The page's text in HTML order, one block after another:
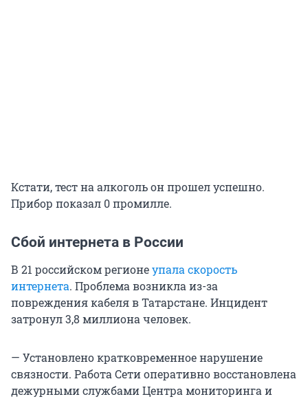
Кстати, тест на алкоголь он прошел успешно.
Прибор показал 0 промилле.
Сбой интернета в России
В 21 российском регионеупала скорость
интернета. Проблема возникла из-за
повреждения кабеля в Татарстане. Инцидент
затронул 3,8 миллиона человек.
— Установлено кратковременное нарушение
связности. Работа Сети оперативно восстановлена
дежурными службами Центра мониторинга и